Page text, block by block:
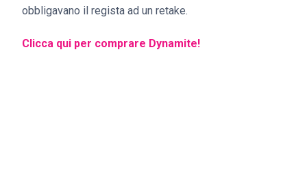
obbligavano il regista ad un retake.
Clicca qui per comprare Dynamite!